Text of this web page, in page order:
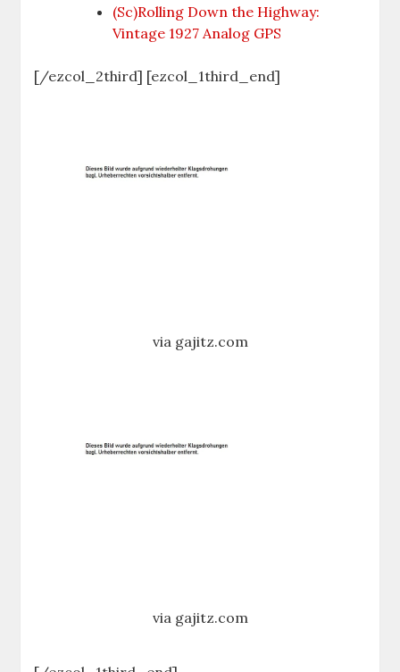
(Sc)Rolling Down the Highway:
Vintage 1927 Analog GPS
[/ezcol_2third] [ezcol_1third_end]
via gajitz.com
via gajitz.com